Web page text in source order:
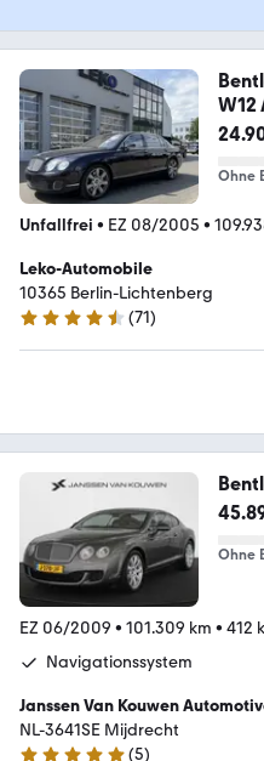
W12
Ohne
Unfallfrei • EZ 08/2005 •
Leko-Automobile
10365 Berlin-Lichtenberg
4.6 Sterne
(71)
Ohne
EZ 06/2009 • 101.309 km • 412
Navigationssystem
Janssen Van Kouwen
NL-3641SE Mijdrecht
(5)